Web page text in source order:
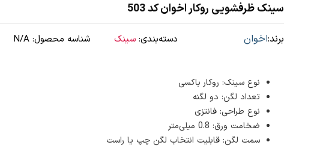
سینک ظرفشویی روکار اخوان کد 503
برند:اخوان دسته‌بندی: سینک شناسه محصول: N/A
نوع سینک: روکار باکسی
تعداد لگن: دو لگنه
نوع طراحی: فانتزی
ضخامت ورق: 0.8 میلی‌متر
سمت لگن: قابلیت انتخاب لگن چپ یا راست